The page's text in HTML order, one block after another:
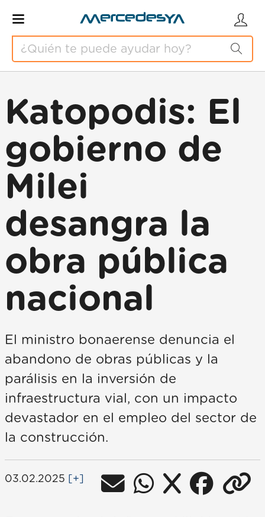
Katopodis: El
gobierno de
Milei
desangra la
obra pública
nacional
El ministro bonaerense denuncia el
abandono de obras públicas y la
parálisis en la inversión de
infraestructura vial, con un impacto
devastador en el empleo del sector de
la construcción.
03.02.2025 [+]